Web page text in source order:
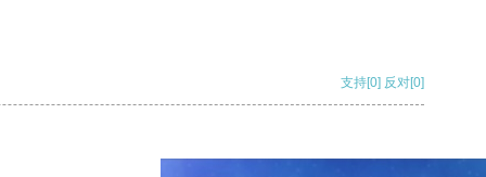
支持[0] 反对[0]